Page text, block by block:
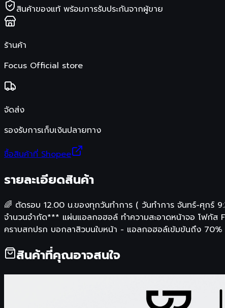
สินค้าของแท้ พร้อมการรับประกันจากผู้ขาย
ร้านค้า
Focus Official store
จัดส่ง
รองรับการเก็บเงินปลายทาง
ซื้อสินค้าที่ Shopee
รายละเอียดสินค้า
🌈 ตัดรอบ 12.00 น.ของทุกวันทำการ ( วันทำการ จันทร์-ศุกร์
จำนวนจำกัด*** แผ่นแอลกอฮอล์ ทำความสะอาดหน้าจอ โฟกัส
คราบสกปรก บอกลาสิวบนใบหน้า - แอลกอฮอล์เข้มข้นถึง 70%
สินค้าที่คุณอาจสนใจ